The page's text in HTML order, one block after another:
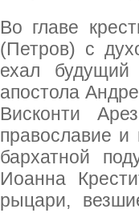
Во главе
(Петров) с
ехал будущий
апостола
Висконти
православие
бархатной
Иоанна
рыцари,